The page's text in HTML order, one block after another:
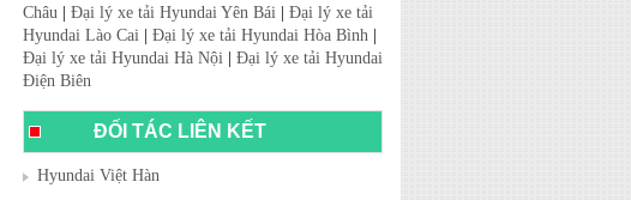
Châu
Đại lý xe tải Hyundai Yên Bái
Đại lý xe tải
Hyundai Lào Cai
Đại lý xe tải Hyundai Hòa Bình
Đại lý xe tải Hyundai Hà Nội
Đại lý xe tải Hyundai
Điện Biên
ĐỐI TÁC LIÊN KẾT
Hyundai Việt Hàn